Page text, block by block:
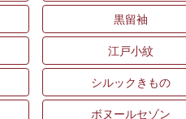
黒留袖
江戸小紋
シルックきもの
ボヌールセゾン